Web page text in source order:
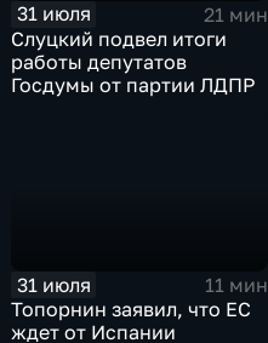
31 июля
21 мин
Слуцкий подвел итоги
работы депутатов
Госдумы от партии ЛДПР
31 июля
11 мин
Топорнин заявил, что ЕС
ждет от Испании